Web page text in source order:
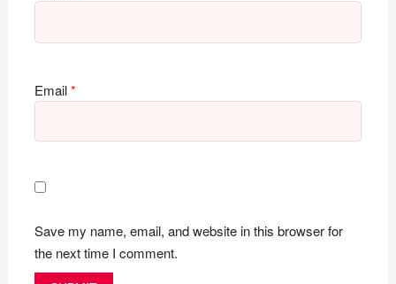
Email*
Save my name, email, and website in this browser for
the next time I comment.